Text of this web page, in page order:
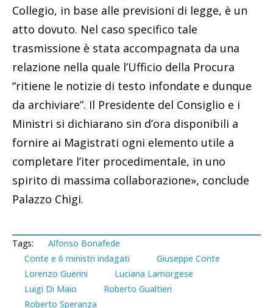
Collegio, in base alle previsioni di legge, è un
atto dovuto. Nel caso specifico tale
trasmissione è stata accompagnata da una
relazione nella quale l’Ufficio della Procura
“ritiene le notizie di testo infondate e dunque
da archiviare”. Il Presidente del Consiglio e i
Ministri si dichiarano sin d’ora disponibili a
fornire ai Magistrati ogni elemento utile a
completare l’iter procedimentale, in uno
spirito di massima collaborazione», conclude
Palazzo Chigi.
Tags:
Alfonso Bonafede
Conte e 6 ministri indagati
Giuseppe Conte
Lorenzo Guerini
Luciana Lamorgese
Luigi Di Maio
Roberto Gualtieri
Roberto Speranza